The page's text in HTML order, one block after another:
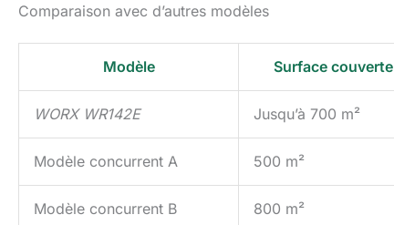
Comparaison avec d’autres modèles
Modèle Surface couverte
WORX WR142E Jusqu’à 700 m²
Modèle concurrent A 500 m²
Modèle concurrent B 800 m²